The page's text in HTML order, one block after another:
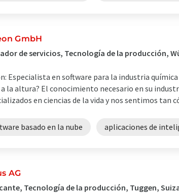
GmbH
de servicios, Tecnología de la producción,
Especialista en software para la industria
la altura? El conocimiento necesario en su
en ciencias de la vida y nos sentimos tan
basado en la nube aplicaciones de
AG
Tecnología de la producción, Tuggen,